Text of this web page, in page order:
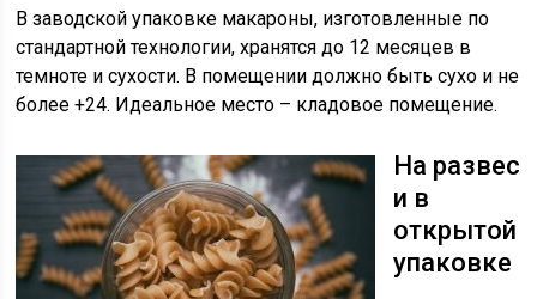
В заводской упаковке макароны, изготовленные по
стандартной технологии, хранятся до 12 месяцев в
темноте и сухости. В помещении должно быть сухо и не
более +24. Идеальное место – кладовое помещение.
На развес
и в
открытой
упаковке